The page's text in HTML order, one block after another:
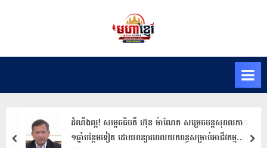
a
m
e
ខ្មែរ
ដំណឹងល្អ! សម្តេចធិបតី ហ៊ុន ម៉ាណែត សម្រេចបន្តសុពលភាព
១ឆ្នាំបន្ថែមទៀត ដោយពន្យារពេលយកពន្ធសម្រាប់អាជីវកម្ម
prev